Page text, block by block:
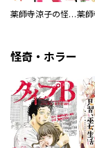
薬師寺涼子の怪奇事件簿 魔境の女王陛下
怪奇・ホラー